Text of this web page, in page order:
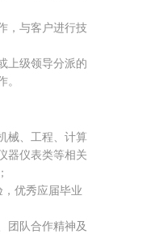
，与客户进行技
上级领导分派的
械、工程、计算
器仪表类等相关
优秀应届毕业
团队合作精神及